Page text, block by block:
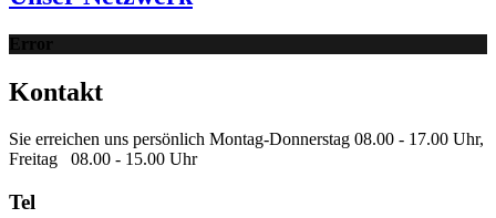
Error
Kontakt
Sie erreichen uns persönlich Montag-Donnerstag 08.00 - 17.00 Uhr,
Freitag 08.00 - 15.00 Uhr
Tel